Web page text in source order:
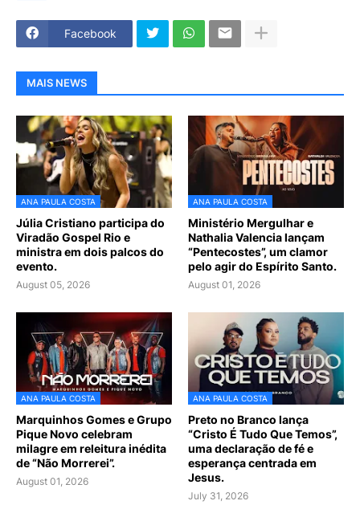
Facebook
MAIS NEWS
ANA PAULA COSTA
Júlia Cristiano participa do
Viradão Gospel Rio e
ministra em dois palcos do
evento.
August 05, 2026
ANA PAULA COSTA
Ministério Mergulhar e
Nathalia Valencia lançam
“Pentecostes”, um clamor
pelo agir do Espírito Santo.
August 01, 2026
ANA PAULA COSTA
Marquinhos Gomes e Grupo
Pique Novo celebram
milagre em releitura inédita
de “Não Morrerei”.
August 01, 2026
ANA PAULA COSTA
Preto no Branco lança
“Cristo É Tudo Que Temos”,
uma declaração de fé e
esperança centrada em
Jesus.
July 31, 2026